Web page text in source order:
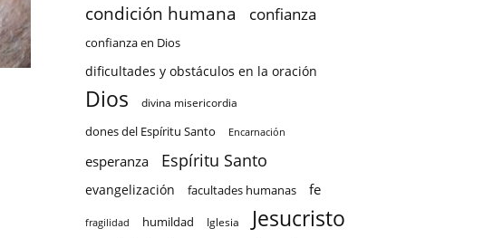
condición humana confianza
confianza en Dios
dificultades y obstáculos en la oración
Dios divina misericordia
dones del Espíritu Santo Encarnación
esperanza Espíritu Santo
evangelización facultades humanas fe
fragilidad humildad Iglesia Jesucristo